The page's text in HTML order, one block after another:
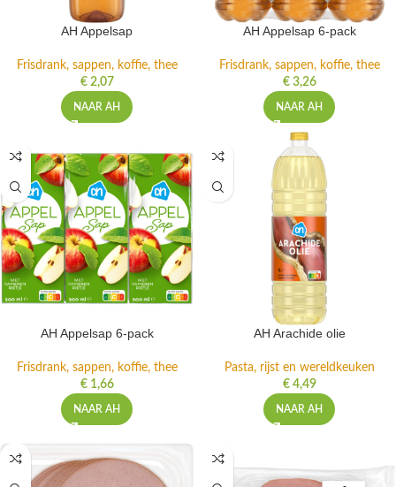
AH Appelsap
Frisdrank, sappen, koffie, thee
€2,07
NAAR AH
AH Appelsap 6-pack
Frisdrank, sappen, koffie, thee
€3,26
NAAR AH
AH Appelsap 6-pack
Frisdrank, sappen, koffie, thee
€1,66
NAAR AH
AH Arachide olie
Pasta, rijst en wereldkeuken
€4,49
NAAR AH